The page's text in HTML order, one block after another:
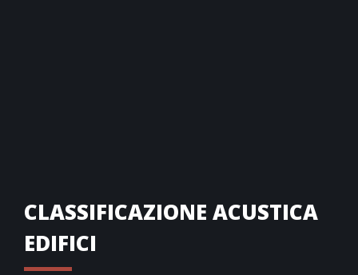
CLASSIFICAZIONE ACUSTICA
EDIFICI